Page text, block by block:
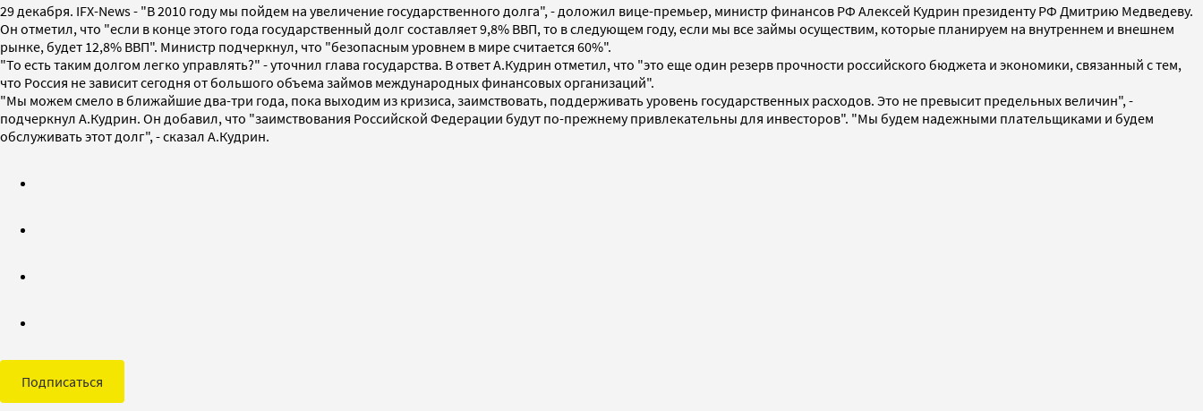
29 декабря. IFX-News - "В 2010 году мы пойдем на увеличение государственного долга", - доложил вице-премьер, министр финансов РФ Алексей Кудрин президенту РФ Дмитрию Медведеву.
Он отметил, что "если в конце этого года государственный долг составляет 9,8% ВВП, то в следующем году, если мы все займы осуществим, которые планируем на внутреннем и внешнем
рынке, будет 12,8% ВВП". Министр подчеркнул, что "безопасным уровнем в мире считается 60%".
"То есть таким долгом легко управлять?" - уточнил глава государства. В ответ А.Кудрин отметил, что "это еще один резерв прочности российского бюджета и экономики, связанный с тем,
что Россия не зависит сегодня от большого объема займов международных финансовых организаций".
"Мы можем смело в ближайшие два-три года, пока выходим из кризиса, заимствовать, поддерживать уровень государственных расходов. Это не превысит предельных величин", -
подчеркнул А.Кудрин. Он добавил, что "заимствования Российской Федерации будут по-прежнему привлекательны для инвесторов". "Мы будем надежными плательщиками и будем
обслуживать этот долг", - сказал А.Кудрин.
Подписаться